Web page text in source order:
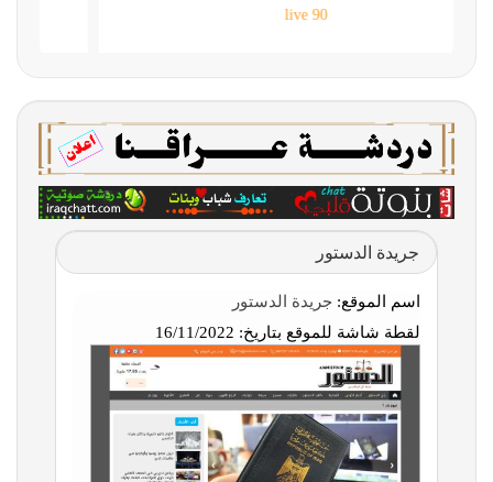
جريدة الدستور
اسم الموقع: جريدة الدستور
لقطة شاشة للموقع بتاريخ: